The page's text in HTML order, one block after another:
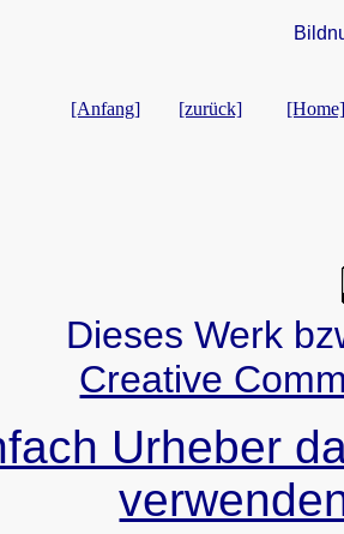
[Anfang] [zurück] [Home]
Dieses Werk
Creative
Urheber